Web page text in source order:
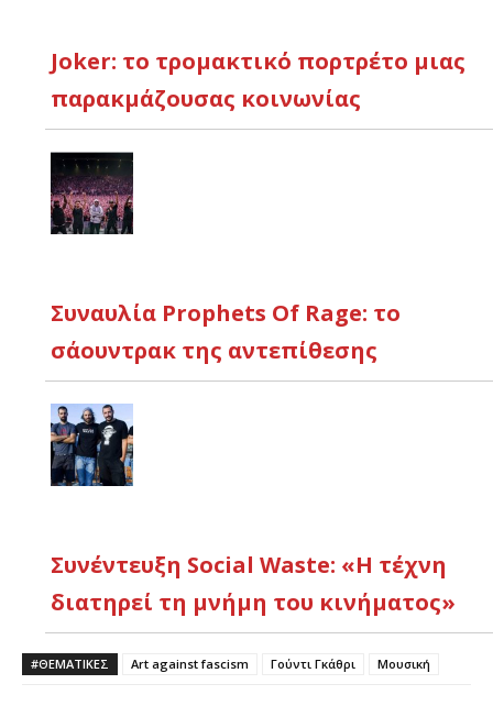
Joker: το τρομακτικό πορτρέτο μιας
παρακμάζουσας κοινωνίας
Συναυλία Prophets Of Rage: το
σάουντρακ της αντεπίθεσης
Συνέντευξη Social Waste: «Η τέχνη
διατηρεί τη μνήμη του κινήματος»
#ΘΕΜΑΤΙΚΈΣ Art against fascism Γούντι Γκάθρι Μουσική